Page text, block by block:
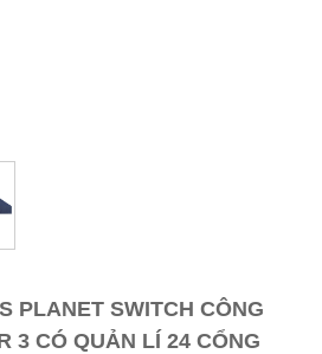
PLANET SWITCH CÔNG
3 CÓ QUẢN LÍ 24 CỔNG